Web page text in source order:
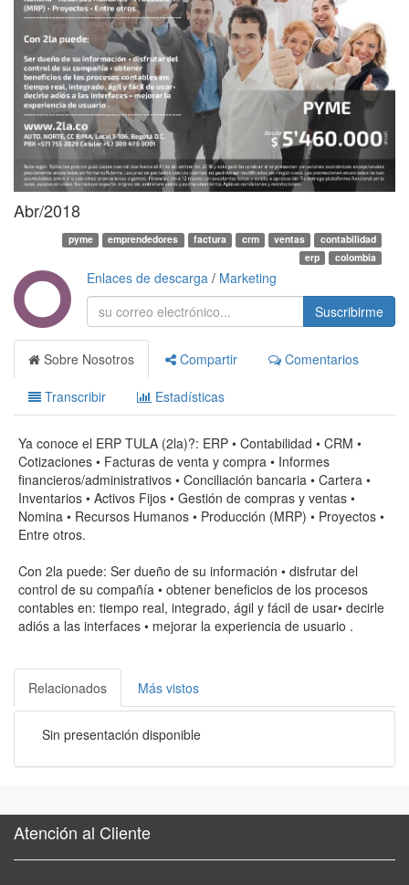
Abr/2018
contabilidad
ventas
crm
factura
emprendedores
pyme
colombia
erp
Enlaces de descarga / Marketing
Suscribirme
Sobre Nosotros Compartir Comentarios
Transcribir Estadísticas
Ya conoce el ERP TULA (2la)?: ERP • Contabilidad • CRM •
Cotizaciones • Facturas de venta y compra • Informes
financieros/administrativos • Conciliación bancaria • Cartera •
Inventarios • Activos Fijos • Gestión de compras y ventas •
Nomina • Recursos Humanos • Producción (MRP) • Proyectos •
Entre otros.
Con 2la puede: Ser dueño de su información • disfrutar del
control de su compañía • obtener beneficios de los procesos
contables en: tiempo real, integrado, ágil y fácil de usar• decirle
adiós a las interfaces • mejorar la experiencia de usuario .
Relacionados Más vistos
Sin presentación disponible
Atención al Cliente